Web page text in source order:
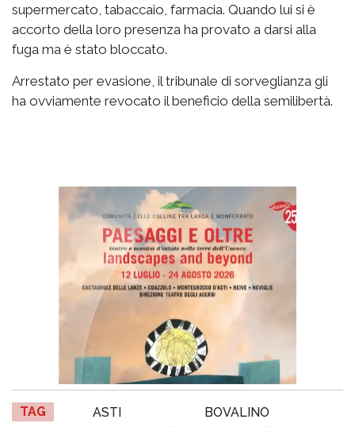
supermercato, tabaccaio, farmacia. Quando lui si è
accorto della loro presenza ha provato a darsi alla
fuga ma è stato bloccato.
Arrestato per evasione, il tribunale di sorveglianza gli
ha ovviamente revocato il beneficio della semilibertà.
TAG ASTI
BOVALINO